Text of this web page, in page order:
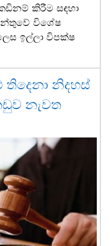
කිරීම සඳහා
විශේෂ
ඉල්ලා විපක්ෂ
නිදහස්
නැවත